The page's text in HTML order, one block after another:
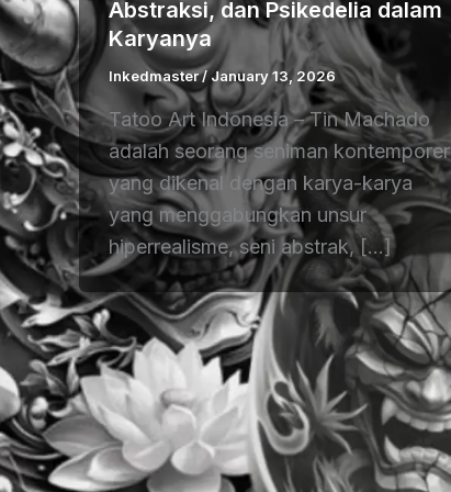
Abstraksi, dan Psikedelia dalam
Karyanya
Inkedmaster/January 13, 2026
Tatoo Art Indonesia – Tin Machado
adalah seorang seniman kontemporer
yang dikenal dengan karya-karya
yang menggabungkan unsur
hiperrealisme, seni abstrak, […]